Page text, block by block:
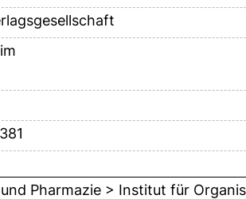
Pharmazie > Institut für